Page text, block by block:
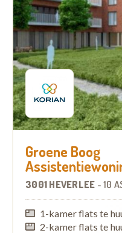
Groene Boog
3001 HEVERLEE - 10
1-kamer flats te
2-kamer flats te